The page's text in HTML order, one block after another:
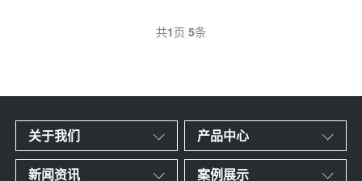
共1页 5条
关于我们 产品中心
新闻资讯 案例展示